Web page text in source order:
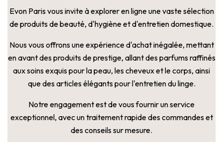
Evon Paris vous invite à explorer en ligne une vaste sélection
de produits de beauté, d'hygiène et d'entretien domestique.
Nous vous offrons une expérience d'achat inégalée, mettant
en avant des produits de prestige, allant des parfums raffinés
aux soins exquis pour la peau, les cheveux et le corps, ainsi
que des articles élégants pour l'entretien du linge.
Notre engagement est de vous fournir un service
exceptionnel, avec un traitement rapide des commandes et
des conseils sur mesure.